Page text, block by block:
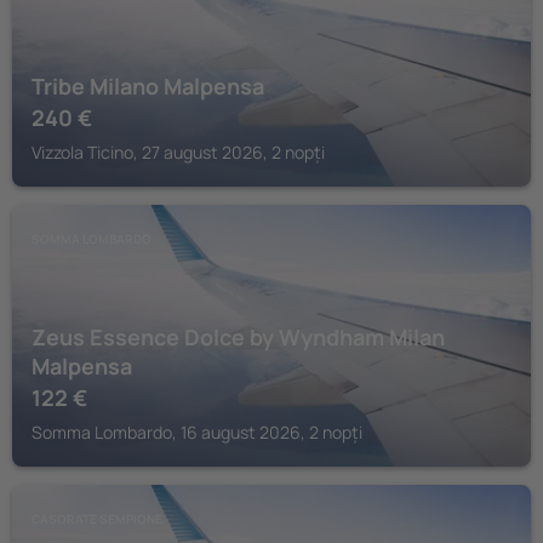
Tribe Milano Malpensa
240 €
Vizzola Ticino, 27 august 2026, 2 nopți
Zeus Essence Dolce by Wyndham Milan
Malpensa
122 €
Somma Lombardo, 16 august 2026, 2 nopți